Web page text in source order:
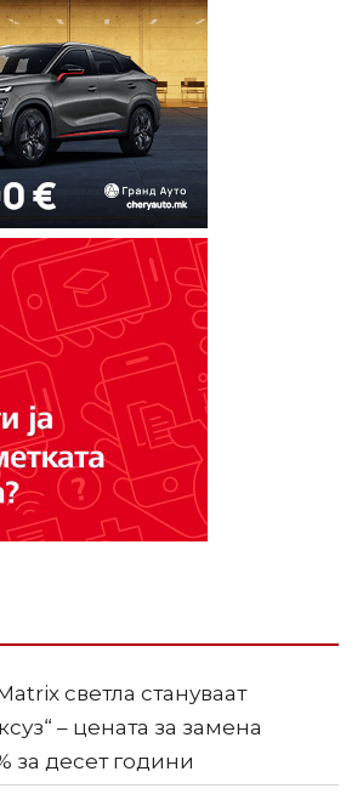
светла стануваат
– цената за замена
за десет години